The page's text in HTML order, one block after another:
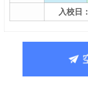
入校日